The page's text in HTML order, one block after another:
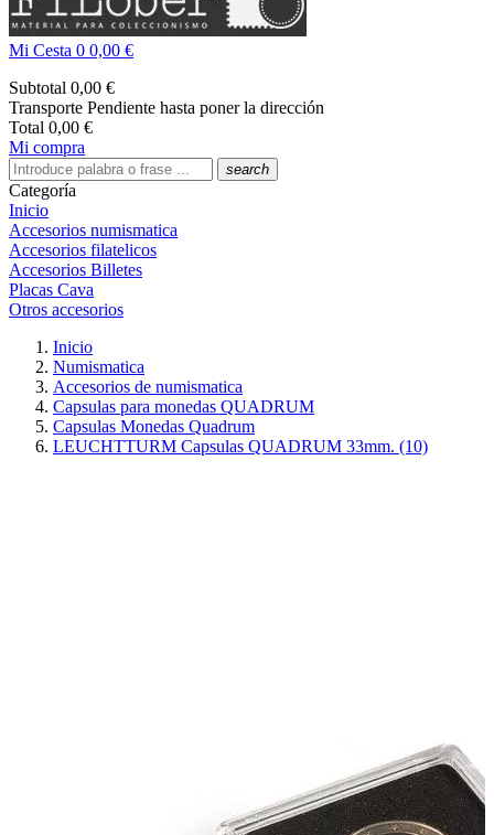
Mi Cesta 0 0,00 €
Subtotal 0,00 €
Transporte Pendiente hasta poner la dirección
Total 0,00 €
Mi compra
search
Categoría
Inicio
Accesorios numismatica
Accesorios filatelicos
Accesorios Billetes
Placas Cava
Otros accesorios
Inicio
Numismatica
Accesorios de numismatica
Capsulas para monedas QUADRUM
Capsulas Monedas Quadrum
LEUCHTTURM Capsulas QUADRUM 33mm. (10)